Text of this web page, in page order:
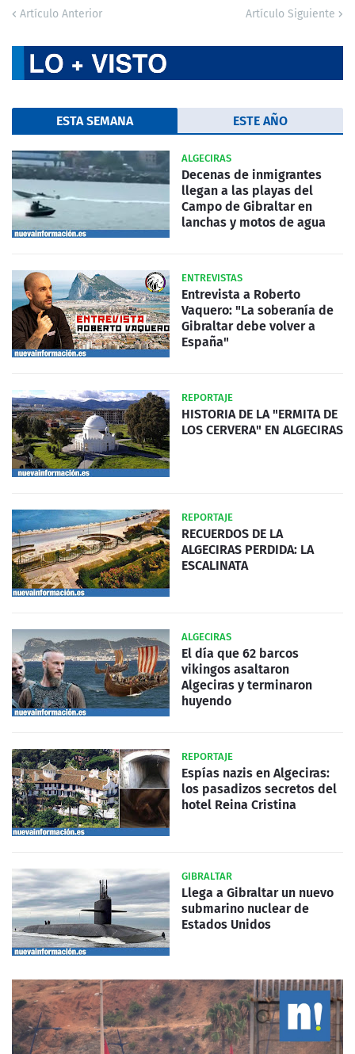
Artículo Anterior Artículo Siguiente
ESTA SEMANA ESTE AÑO
ALGECIRAS
Decenas de inmigrantes
llegan a las playas del
Campo de Gibraltar en
lanchas y motos de agua
ENTREVISTAS
Entrevista a Roberto
Vaquero: "La soberanía de
Gibraltar debe volver a
España"
REPORTAJE
HISTORIA DE LA "ERMITA DE
LOS CERVERA" EN ALGECIRAS
REPORTAJE
RECUERDOS DE LA
ALGECIRAS PERDIDA: LA
ESCALINATA
ALGECIRAS
El día que 62 barcos
vikingos asaltaron
Algeciras y terminaron
huyendo
REPORTAJE
Espías nazis en Algeciras:
los pasadizos secretos del
hotel Reina Cristina
GIBRALTAR
Llega a Gibraltar un nuevo
submarino nuclear de
Estados Unidos